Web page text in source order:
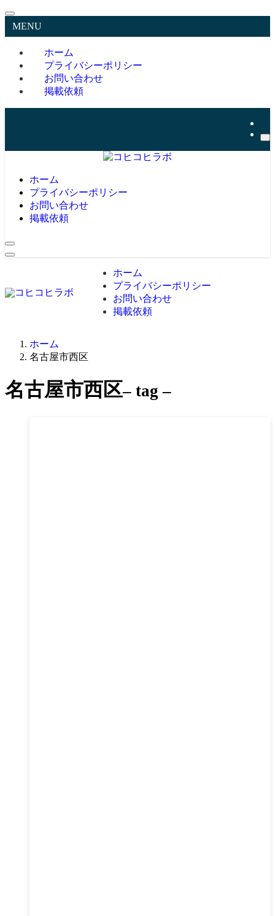
MENU
ホーム
プライバシーポリシー
お問い合わせ
掲載依頼
ホーム
プライバシーポリシー
お問い合わせ
掲載依頼
ホーム
プライバシーポリシー
お問い合わせ
掲載依頼
ホーム
名古屋市西区
名古屋市西区– tag –